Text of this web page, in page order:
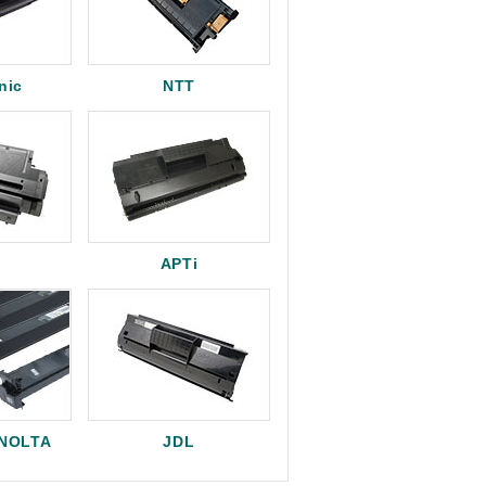
NTT
APTi
JDL